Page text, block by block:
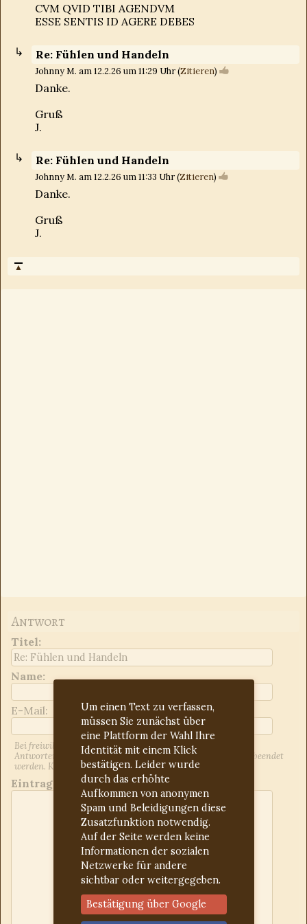
CVM QVID TIBI AGENDVM
ESSE SENTIS ID AGERE DEBES
Re: Fühlen und Handeln
Johnny M. am 12.2.26 um 11:29 Uhr (Zitieren)
Danke.
Gruß
J.
Re: Fühlen und Handeln
Johnny M. am 12.2.26 um 11:33 Uhr (Zitieren)
Danke.
Gruß
J.
▲
Um einen Text zu verfassen,
müssen Sie zunächst über
eine Plattform der Wahl Ihre
Identität mit einem Klick
bestätigen. Leider wurde
durch das erhöhte
Aufkommen von anonymen
Spam und Beleidigungen diese
Zusatzfunktion notwendig.
Auf der Seite werden keine
Informationen der sozialen
Netzwerke für andere
sichtbar oder weitergegeben.
Bestätigung über Google
Antwort
Titel:
Name:
E-Mail:
Bei freiwilliger Angabe der E-Mail-Adresse werden Sie über
Antworten auf Ihren Beitrag informiert. Dies kann jederzeit beendet
werden. Kontrollieren Sie ggf. den Spam-Ordner.
Eintrag: